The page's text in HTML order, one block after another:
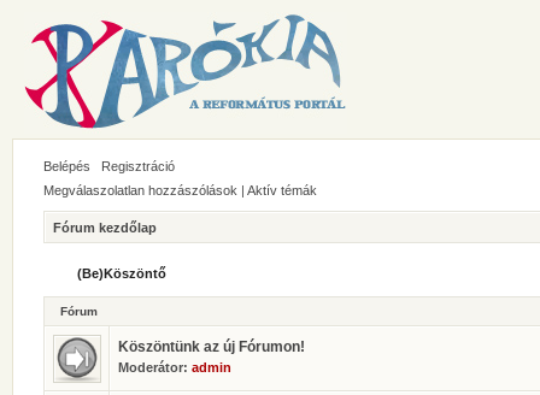
Belépés
Regisztráció
Megválaszolatlan hozzászólások | Aktív témák
Fórum kezdőlap
(Be)Köszöntő
Fórum
Köszöntünk az új Fórumon!
Moderátor: admin